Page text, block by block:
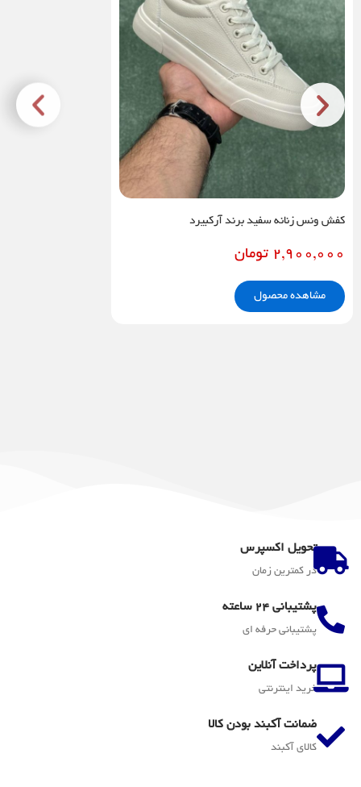
کفش ونس زنانه سفید برند آرکبیرد
2,900,000 تومان
مشاهده محصول
تحویل اکسپرس
در کمترین زمان
پشتیبانی 24 ساعته
پشتیبانی حرفه ای
پرداخت آنلاین
خرید اینترنتی
ضمانت آکبند بودن کالا
کالای آکبند